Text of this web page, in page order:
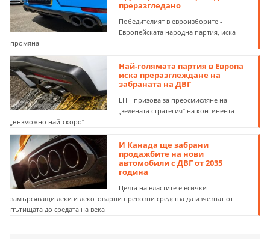
преразгледано
Победителият в евроизборите -
Европейската народна партия, иска
промяна
Най-голямата партия в Европа
иска преразглеждане на
забраната на ДВГ
ЕНП призова за преосмисляне на
„зелената стратегия“ на континента
„възможно най-скоро“
И Канада ще забрани
продажбите на нови
автомобили с ДВГ от 2035
година
Целта на властите е всички
замърсяващи леки и лекотоварни превозни средства да изчезнат от
пътищата до средата на века